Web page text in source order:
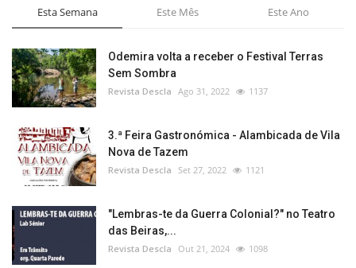
Esta Semana Este Mês Este Ano
Odemira volta a receber o Festival Terras
Sem Sombra
Revista Descla Ago 31, 2022 1137
3.ª Feira Gastronómica - Alambicada de Vila
Nova de Tazem
Revista Descla Set 27, 2022 1121
"Lembras-te da Guerra Colonial?" no Teatro
das Beiras,...
Revista Descla Out 21, 2024 1098